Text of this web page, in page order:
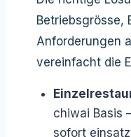
Betriebsgrösse,
Anforderungen
vereinfacht die
chiwai Basis
sofort